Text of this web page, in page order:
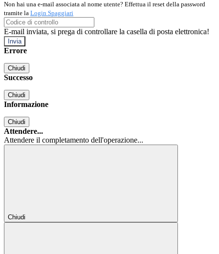
Non hai una e-mail associata al nome utente? Effettua il reset della password
tramite la Login Spaggiari
E-mail inviata, si prega di controllare la casella di posta elettronica!
Errore
Chiudi
Successo
Chiudi
Informazione
Chiudi
Attendere...
Attendere il completamento dell'operazione...
Chiudi